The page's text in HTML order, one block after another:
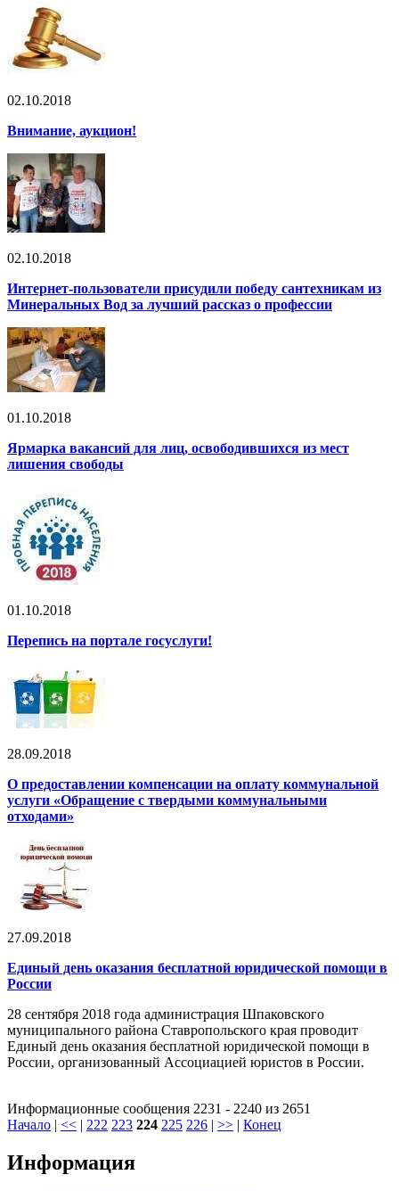
02.10.2018
Внимание, аукцион!
02.10.2018
Интернет-пользователи присудили победу сантехникам из
Минеральных Вод за лучший рассказ о профессии
01.10.2018
Ярмарка вакансий для лиц, освободившихся из мест
лишения свободы
01.10.2018
Перепись на портале госуслуги!
28.09.2018
О предоставлении компенсации на оплату коммунальной
услуги «Обращение с твердыми коммунальными
отходами»
27.09.2018
Единый день оказания бесплатной юридической помощи в
России
28 сентября 2018 года администрация Шпаковского
муниципального района Ставропольского края проводит
Единый день оказания бесплатной юридической помощи в
России, организованный Ассоциацией юристов в России.
Информационные сообщения 2231 - 2240 из 2651
Начало | << | 222 223 224 225 226 | >> | Конец
Информация